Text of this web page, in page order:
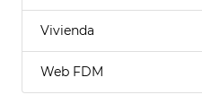
Vivienda
Web FDM